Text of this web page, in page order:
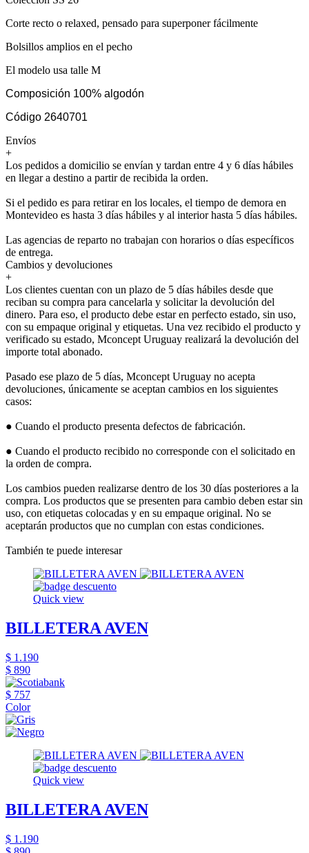
Corte recto o relaxed, pensado para superponer fácilmente
Bolsillos amplios en el pecho
El modelo usa talle M
Composición 100% algodón
Código 2640701
Envíos
+
Los pedidos a domicilio se envían y tardan entre 4 y 6 días hábiles
en llegar a destino a partir de recibida la orden.
Si el pedido es para retirar en los locales, el tiempo de demora en
Montevideo es hasta 3 días hábiles y al interior hasta 5 días hábiles.
Las agencias de reparto no trabajan con horarios o días específicos
de entrega.
Cambios y devoluciones
+
Los clientes cuentan con un plazo de 5 días hábiles desde que
reciban su compra para cancelarla y solicitar la devolución del
dinero. Para eso, el producto debe estar en perfecto estado, sin uso,
con su empaque original y etiquetas. Una vez recibido el producto y
verificado su estado, Mconcept Uruguay realizará la devolución del
importe total abonado.
Pasado ese plazo de 5 días, Mconcept Uruguay no acepta
devoluciones, únicamente se aceptan cambios en los siguientes
casos:
● Cuando el producto presenta defectos de fabricación.
● Cuando el producto recibido no corresponde con el solicitado en
la orden de compra.
Los cambios pueden realizarse dentro de los 30 días posteriores a la
compra. Los productos que se presenten para cambio deben estar sin
uso, con etiquetas colocadas y en su empaque original. No se
aceptarán productos que no cumplan con estas condiciones.
También te puede interesar
Quick view
BILLETERA AVEN
$ 1.190
$ 890
$ 757
Color
Quick view
BILLETERA AVEN
$ 1.190